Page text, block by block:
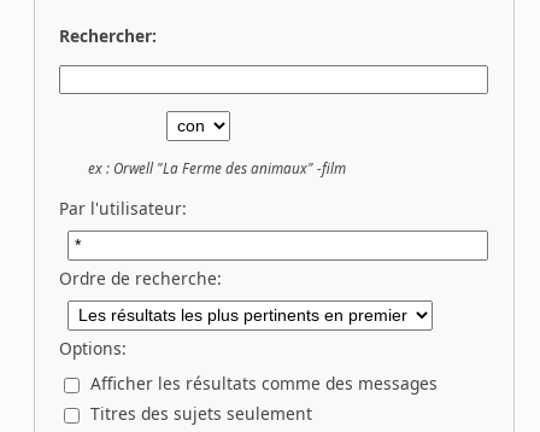
Rechercher:
ex :Orwell "La Ferme des animaux" -film
Par l'utilisateur:
Ordre de recherche:
Options:
Afficher les résultats comme des messages
Titres des sujets seulement